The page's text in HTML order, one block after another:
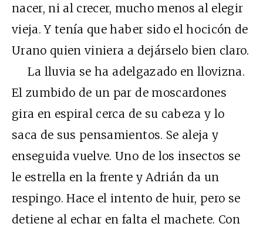
nacer, ni al crecer, mucho menos al elegir
vieja. Y tenía que haber sido el hocicón de
Urano quien viniera a dejárselo bien claro.
La lluvia se ha adelgazado en llovizna.
El zumbido de un par de moscardones
gira en espiral cerca de su cabeza y lo
saca de sus pensamientos. Se aleja y
enseguida vuelve. Uno de los insectos se
le estrella en la frente y Adrián da un
respingo. Hace el intento de huir, pero se
detiene al echar en falta el machete. Con